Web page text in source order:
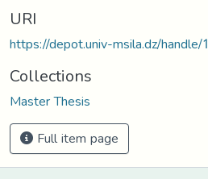
URI
https://depot.univ-msila.dz/
Collections
Master Thesis
Full item page